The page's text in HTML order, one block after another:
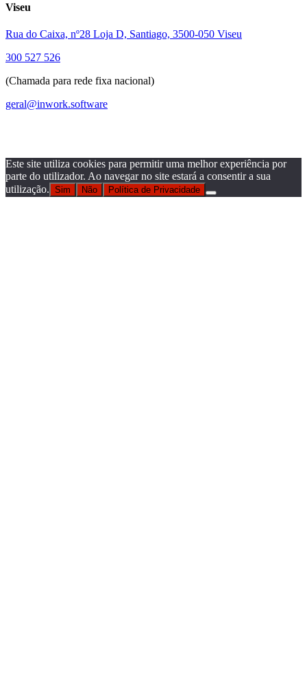
Viseu
Rua do Caixa, nº28 Loja D, Santiago, 3500-050 Viseu
300 527 526
(Chamada para rede fixa nacional)
geral@inwork.software
Este site utiliza cookies para permitir uma melhor experiência por
parte do utilizador. Ao navegar no site estará a consentir a sua
utilização. Sim Não Política de Privacidade